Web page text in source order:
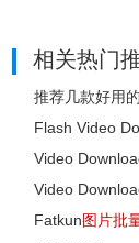
相关热门
推荐几款好用
Flash Video
Video
Video
Fatkun图片批